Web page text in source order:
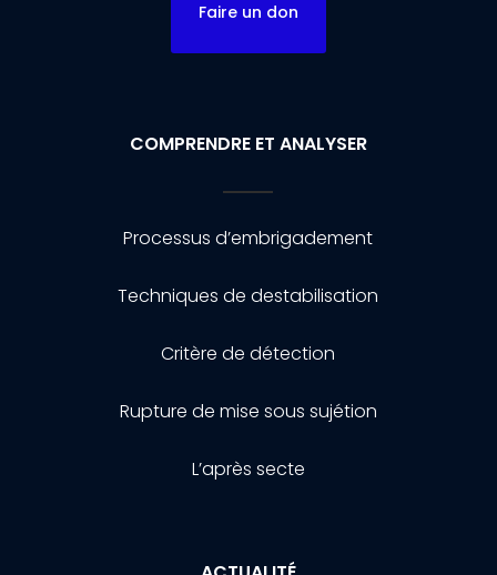
Faire un don
COMPRENDRE ET ANALYSER
Processus d’embrigadement
Techniques de destabilisation
Critère de détection
Rupture de mise sous sujétion
L’après secte